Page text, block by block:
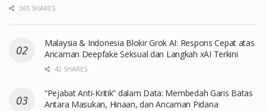
365 SHARES
Malaysia & Indonesia Blokir Grok AI: Respons Cepat atas
Ancaman Deepfake Seksual dan Langkah xAI Terkini
42 SHARES
“Pejabat Anti-Kritik” dalam Data: Membedah Garis Batas
Antara Masukan, Hinaan, dan Ancaman Pidana